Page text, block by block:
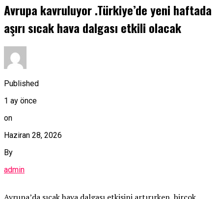
Avrupa kavruluyor .Türkiye’de yeni haftada
aşırı sıcak hava dalgası etkili olacak
Published
1 ay önce
on
Haziran 28, 2026
By
admin